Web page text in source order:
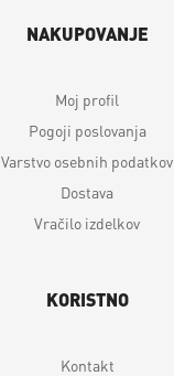
NAKUPOVANJE
Moj profil
Pogoji poslovanja
Varstvo osebnih podatkov
Dostava
Vračilo izdelkov
KORISTNO
Kontakt